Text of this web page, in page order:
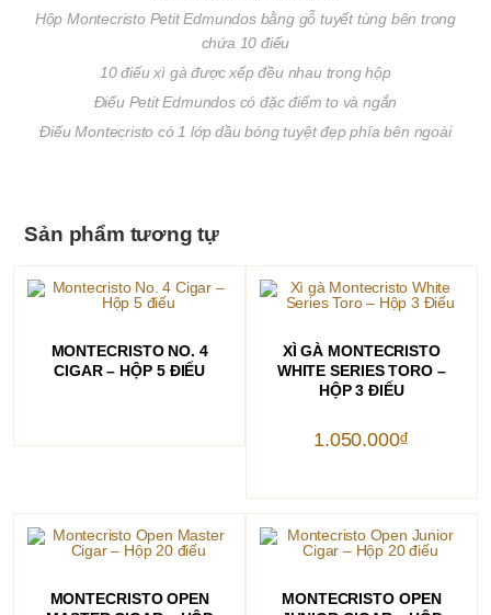
Hộp Montecristo Petit Edmundos bằng gỗ tuyết tùng bên trong
chứa 10 điếu
10 điếu xì gà được xếp đều nhau trong hộp
Điếu Petit Edmundos có đặc điểm to và ngắn
Điếu Montecristo có 1 lớp dầu bóng tuyệt đẹp phía bên ngoài
Sản phẩm tương tự
MONTECRISTO NO. 4
CIGAR – HỘP 5 ĐIẾU
THÊM VÀO GIỎ HÀNG
XÌ GÀ MONTECRISTO
WHITE SERIES TORO –
HỘP 3 ĐIẾU
1.050.000₫
MONTECRISTO OPEN
MONTECRISTO OPEN